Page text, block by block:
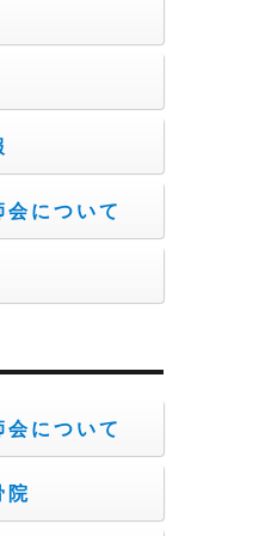
について
について
院